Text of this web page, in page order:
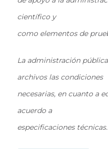
científico y
como elementos de
La administración
archivos las condiciones
necesarias, en cuanto a
acuerdo a
especificaciones técnicas.